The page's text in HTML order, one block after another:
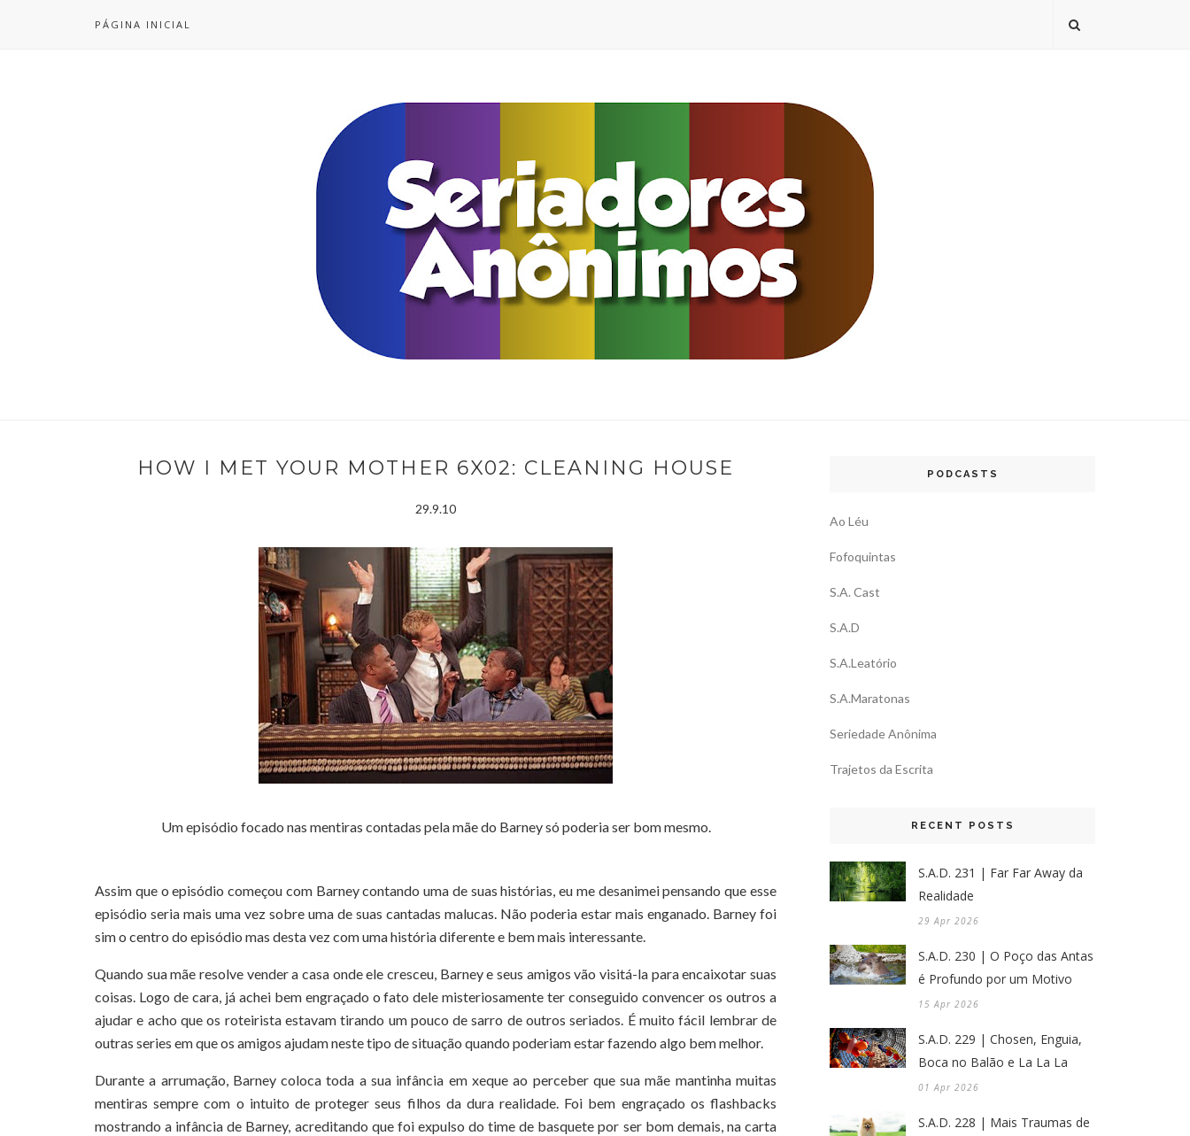
PÁGINA INICIAL
HOW I MET YOUR MOTHER 6X02: CLEANING HOUSE
29.9.10
Um episódio focado nas mentiras contadas pela mãe do Barney só poderia ser bom mesmo.
Assim que o episódio começou com Barney contando uma de suas histórias, eu me desanimei pensando que esse
episódio seria mais uma vez sobre uma de suas cantadas malucas. Não poderia estar mais enganado. Barney foi
sim o centro do episódio mas desta vez com uma história diferente e bem mais interessante.
Quando sua mãe resolve vender a casa onde ele cresceu, Barney e seus amigos vão visitá-la para encaixotar suas
coisas. Logo de cara, já achei bem engraçado o fato dele misteriosamente ter conseguido convencer os outros a
ajudar e acho que os roteirista estavam tirando um pouco de sarro de outros seriados. É muito fácil lembrar de
outras series em que os amigos ajudam neste tipo de situação quando poderiam estar fazendo algo bem melhor.
Durante a arrumação, Barney coloca toda a sua infância em xeque ao perceber que sua mãe mantinha muitas
mentiras sempre com o intuito de proteger seus filhos da dura realidade. Foi bem engraçado os flashbacks
mostrando a infância de Barney, acreditando que foi expulso do time de basquete por ser bom demais, na carta
PODCASTS
Ao Léu
Fofoquintas
S.A. Cast
S.A.D
S.A.Leatório
S.A.Maratonas
Seriedade Anônima
Trajetos da Escrita
RECENT POSTS
S.A.D. 231 | Far Far Away da
Realidade
29 Apr 2026
S.A.D. 230 | O Poço das Antas
é Profundo por um Motivo
15 Apr 2026
S.A.D. 229 | Chosen, Enguia,
Boca no Balão e La La La
01 Apr 2026
S.A.D. 228 | Mais Traumas de